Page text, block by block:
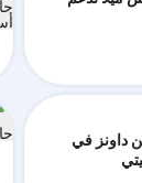
داونز في